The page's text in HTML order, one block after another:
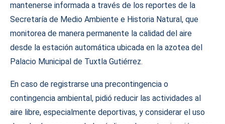
mantenerse informada a través de los reportes de la
Secretaría de Medio Ambiente e Historia Natural, que
monitorea de manera permanente la calidad del aire
desde la estación automática ubicada en la azotea del
Palacio Municipal de Tuxtla Gutiérrez.
En caso de registrarse una precontingencia o
contingencia ambiental, pidió reducir las actividades al
aire libre, especialmente deportivas, y considerar el uso